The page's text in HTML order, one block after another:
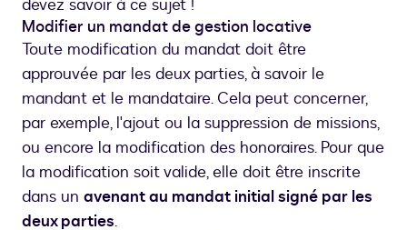
devez savoir à ce sujet !
Modifier un mandat de gestion locative
Toute modification du mandat doit être
approuvée par les deux parties, à savoir le
mandant et le mandataire. Cela peut concerner,
par exemple, l'ajout ou la suppression de missions,
ou encore la modification des honoraires. Pour que
la modification soit valide, elle doit être inscrite
dans un avenant au mandat initial signé par les
deux parties.